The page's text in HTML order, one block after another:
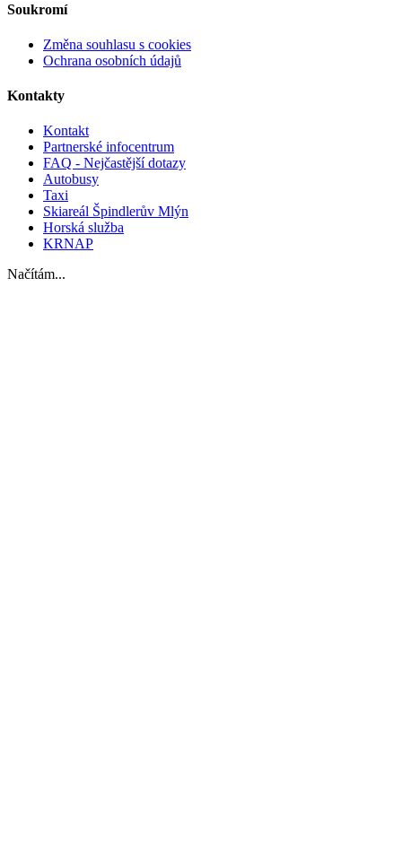
Soukromí
Změna souhlasu s cookies
Ochrana osobních údajů
Kontakty
Kontakt
Partnerské infocentrum
FAQ - Nejčastější dotazy
Autobusy
Taxi
Skiareál Špindlerův Mlýn
Horská služba
KRNAP
Načítám...